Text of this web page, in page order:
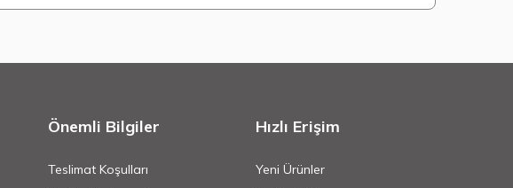
Önemli Bilgiler
Teslimat Koşulları
Hızlı Erişim
Yeni Ürünler